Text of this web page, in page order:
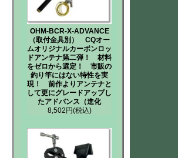
OHM-BCR-X-ADVANCE
（取付金具別） CQオー
ムオリジナルカーボンロッ
ドアンテナ第二弾！ 材料
をゼロから選定！ 市販の
釣り竿にはない特性を実
現！ 前作よりアンテナと
して更にグレードアップし
たアドバンス（進化
8,502円(税込)